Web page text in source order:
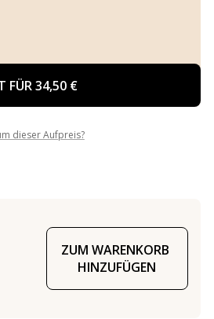
FÜR 34,50 €
dieser Aufpreis?
ZUM WARENKORB
HINZUFÜGEN